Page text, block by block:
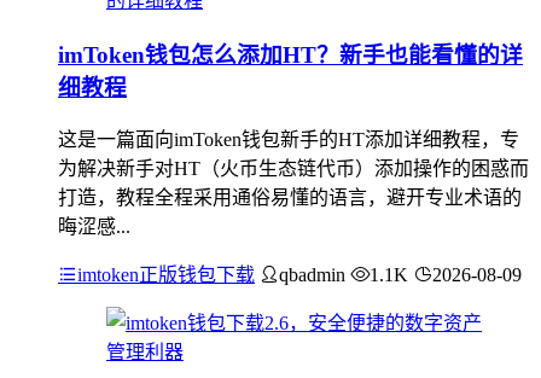
imToken钱包怎么添加HT？新手也能看懂的详
细教程
这是一篇面向imToken钱包新手的HT添加详细教程，专
为解决新手对HT（火币生态链代币）添加操作的困惑而
打造，教程全程采用通俗易懂的语言，避开专业术语的
晦涩感...
imtoken正版钱包下载 qbadmin 1.1K 2026-08-09